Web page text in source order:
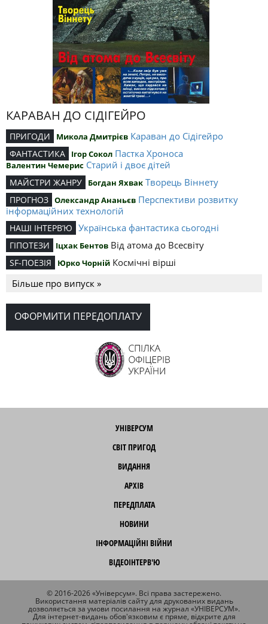
КАРАВАН ДО СІДІГЕЙРО
ПРИГОДИ Микола Дмитрієв Караван до Сідігейро
ФАНТАСТИКА Ігор Сокол Пастка Хроноса
Валентин Чемерис Старий і двоє дітей
МАЙСТРИ ЖАНРУ Богдан Яхвак Творець Віннету
ПРОГНОЗ Олександр Ананьєв Перспективи розвитку
інформаційних технологій
НАШІ ІНТЕРВ’Ю Українська фантастика сьогодні
ГІПОТЕЗИ Іцхак Бентов Від атома до Всесвіту
SF-ПОЕЗІЯ Юрко Чорній Космічні вірші
Більше про випуск »
ОФОРМИТИ ПЕРЕДОПЛАТУ
УНІВЕРСУМ
СВІТ ПРИГОД
ВИДАННЯ
АРХІВ
ПЕРЕДПЛАТА
НОВИНИ
ІНФОРМАЦІЙНІ ВІЙНИ
ВІДЕОІНТЕРВ'Ю
© 2016-2026 «Універсум». Всі права застережено.
Використання матеріалів сайту для друкованих видань
дозволяється за умови посилання на журнал «УНІВЕРСУМ».
Для інтернет-видань обов'язковим є пряме, відкрите для